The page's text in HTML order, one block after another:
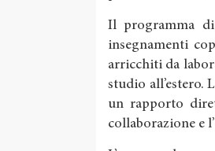
Il programma
insegnamenti
arricchiti da
studio all’estero.
un rapporto
collaborazione e